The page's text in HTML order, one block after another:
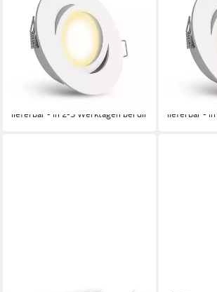
Einbaustrahler weiss rund
schwenkbar Spot inkl. LED
GU10, Warmweiß
Produktdatenblatt
89,95 € UVP
149,95 €
(9,00 €/ 1 Stk)
lieferbar - in 2-3 Werktagen bei dir
Spot inkl.
89,33 €
(8,93 €/ 1
lieferbar - in